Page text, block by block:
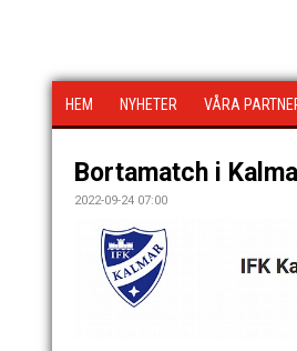
HEM NYHETER VÅRA
Bortamatch i
2022-09-24 07:00